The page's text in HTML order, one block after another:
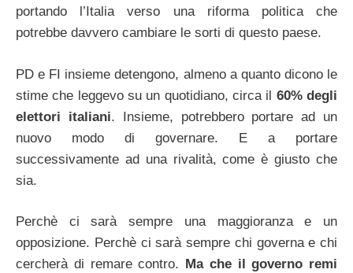
portando l’Italia verso una riforma politica che
potrebbe davvero cambiare le sorti di questo paese.
PD e FI insieme detengono, almeno a quanto dicono le
stime che leggevo su un quotidiano, circa il 60% degli
elettori italiani. Insieme, potrebbero portare ad un
nuovo modo di governare. E a portare
successivamente ad una rivalità, come è giusto che
sia.
Perchè ci sarà sempre una maggioranza e un
opposizione. Perchè ci sarà sempre chi governa e chi
cercherà di remare contro. Ma che il governo remi